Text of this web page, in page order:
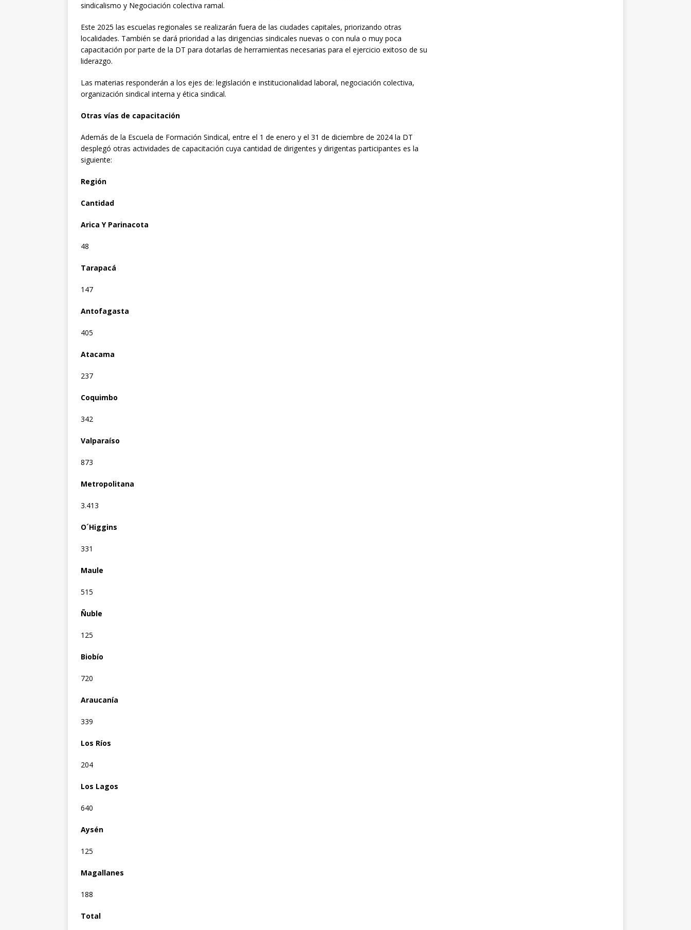
sindicalismo y Negociación colectiva ramal.
Este 2025 las escuelas regionales se realizarán fuera de las ciudades capitales, priorizando otras
localidades. También se dará prioridad a las dirigencias sindicales nuevas o con nula o muy poca
capacitación por parte de la DT para dotarlas de herramientas necesarias para el ejercicio exitoso de su
liderazgo.
Las materias responderán a los ejes de: legislación e institucionalidad laboral, negociación colectiva,
organización sindical interna y ética sindical.
Otras vías de capacitación
Además de la Escuela de Formación Sindical, entre el 1 de enero y el 31 de diciembre de 2024 la DT
desplegó otras actividades de capacitación cuya cantidad de dirigentes y dirigentas participantes es la
siguiente:
Región
Cantidad
Arica Y Parinacota
48
Tarapacá
147
Antofagasta
405
Atacama
237
Coquimbo
342
Valparaíso
873
Metropolitana
3.413
O´Higgins
331
Maule
515
Ñuble
125
Biobío
720
Araucanía
339
Los Ríos
204
Los Lagos
640
Aysén
125
Magallanes
188
Total